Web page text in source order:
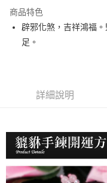
消。如遇「轉專審核」未通
法說明評估內容。
【繳款方式說明】
1.分期款項不併入電信帳單
【注意事項】
2.基於同意付款使用「大哥
資料（包含姓名、電話或地
由本公司與您本人進行分期
3.完整用戶服務條款，請詳閱
付款後萊爾富取貨(訂單
每筆NT$120，滿
商品特色
辟邪化煞，吉祥鴻福
足。
詳細說明